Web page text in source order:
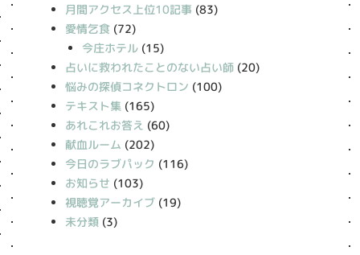
月間アクセス上位10記事 (83)
愛情乞食 (72)
今庄ホテル(15)
占いに救われたことのない占い師 (20)
悩みの探偵コネクトロン (100)
テキスト集 (165)
あれこれお答え (60)
献血ルーム (202)
今日のラブパック (116)
お知らせ (103)
視聴覚アーカイブ (19)
未分類 (3)